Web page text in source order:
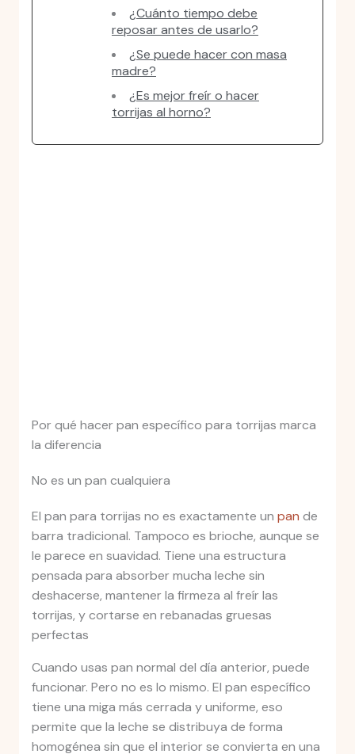
¿Cuánto tiempo debe
reposar antes de usarlo?
¿Se puede hacer con masa
madre?
¿Es mejor freír o hacer
torrijas al horno?
Por qué hacer pan específico para torrijas marca
la diferencia
No es un pan cualquiera
El pan para torrijas no es exactamente un pan de
barra tradicional. Tampoco es brioche, aunque se
le parece en suavidad. Tiene una estructura
pensada para absorber mucha leche sin
deshacerse, mantener la firmeza al freír las
torrijas, y cortarse en rebanadas gruesas
perfectas
Cuando usas pan normal del día anterior, puede
funcionar. Pero no es lo mismo. El pan específico
tiene una miga más cerrada y uniforme, eso
permite que la leche se distribuya de forma
homogénea sin que el interior se convierta en una